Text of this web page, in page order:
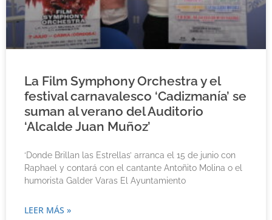
La Film Symphony Orchestra y el
festival carnavalesco ‘Cadizmanía’ se
suman al verano del Auditorio
‘Alcalde Juan Muñoz’
‘Donde Brillan las Estrellas’ arranca el 15 de junio con
Raphael y contará con el cantante Antoñito Molina o el
humorista Galder Varas El Ayuntamiento
LEER MÁS »